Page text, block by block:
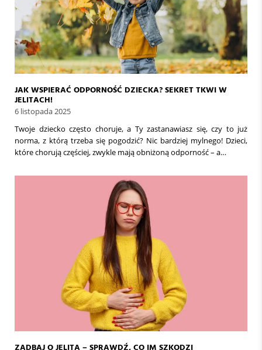
JAK WSPIERAĆ ODPORNOŚĆ DZIECKA? SEKRET TKWI W
JELITACH!
6 listopada 2025
Twoje dziecko często choruje, a Ty zastanawiasz się, czy to już
norma, z którą trzeba się pogodzić? Nic bardziej mylnego! Dzieci,
które chorują częściej, zwykle mają obniżoną odporność – a…